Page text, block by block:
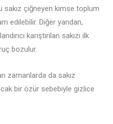
sakız çiğneyen kimse toplum
edilebilir. Diğer yandan,
karıştırılan sakızı ilk
bozulur.
zamanlarda da sakız
bir özür sebebiyle gizlice